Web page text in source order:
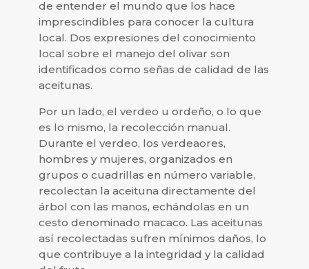
de entender el mundo que los hace
imprescindibles para conocer la cultura
local. Dos expresiones del conocimiento
local sobre el manejo del olivar son
identificados como señas de calidad de las
aceitunas.
Por un lado, el verdeo u ordeño, o lo que
es lo mismo, la recolección manual.
Durante el verdeo, los verdeaores,
hombres y mujeres, organizados en
grupos o cuadrillas en número variable,
recolectan la aceituna directamente del
árbol con las manos, echándolas en un
cesto denominado macaco. Las aceitunas
así recolectadas sufren mínimos daños, lo
que contribuye a la integridad y la calidad